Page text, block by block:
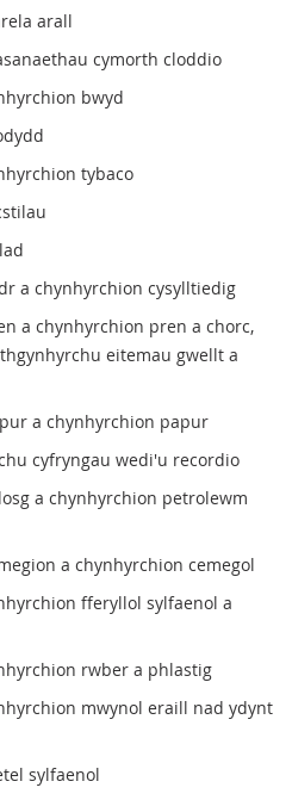
arall
cymorth cloddio
bwyd
tybaco
a chynhyrchion cysylltiedig
a chynhyrchion pren a chorc,
eitemau gwellt a
a chynhyrchion papur
cyfryngau wedi'u recordio
a chynhyrchion petrolewm
a chynhyrchion cemegol
fferyllol sylfaenol a
rwber a phlastig
mwynol eraill nad ydynt
sylfaenol